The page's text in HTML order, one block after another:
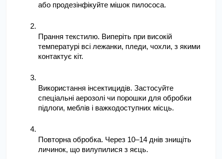
або продезінфікуйте мішок пилососа.
Прання текстилю. Виперіть при високій
температурі всі лежанки, пледи, чохли, з якими
контактує кіт.
Використання інсектицидів. Застосуйте
спеціальні аерозолі чи порошки для обробки
підлоги, меблів і важкодоступних місць.
Повторна обробка. Через 10–14 днів знищіть
личинок, що вилупилися з яєць.